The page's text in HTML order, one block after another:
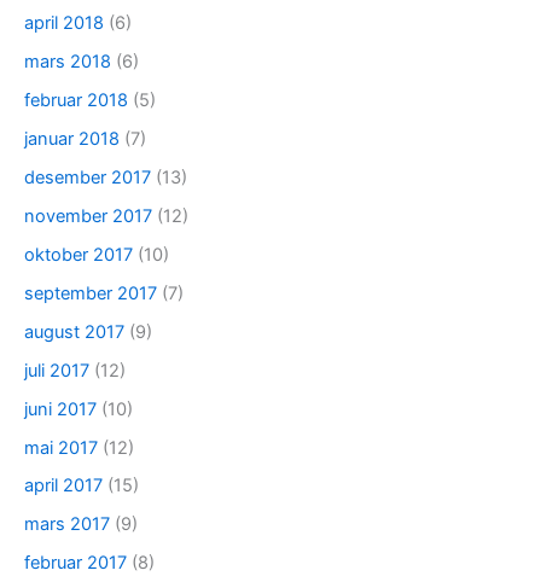
april 2018 (6)
mars 2018 (6)
februar 2018 (5)
januar 2018 (7)
desember 2017 (13)
november 2017 (12)
oktober 2017 (10)
september 2017 (7)
august 2017 (9)
juli 2017 (12)
juni 2017 (10)
mai 2017 (12)
april 2017 (15)
mars 2017 (9)
februar 2017 (8)